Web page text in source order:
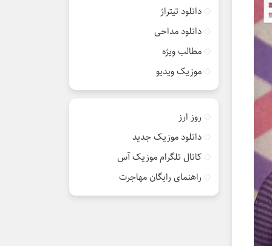
دانلود تیتراژ
دانلود مداحی
مطالب ویژه
موزیک ویدیو
روز ارز
دانلود موزیک جدید
کانال تلگرام موزیک آس
راهنمای رایگان مهاجرت